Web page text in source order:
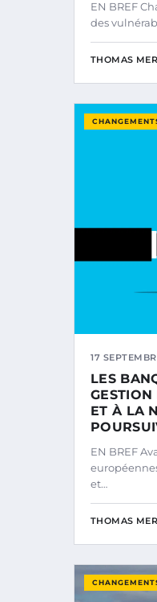
EN BREF
des
THOMAS
17
LES
ET À LA
EN BREF
et…
THOMAS